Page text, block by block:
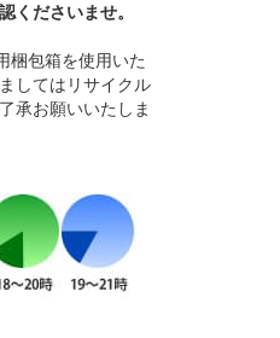
くださいませ。
包箱を使用いた
してはリサイクル
承お願いいたしま